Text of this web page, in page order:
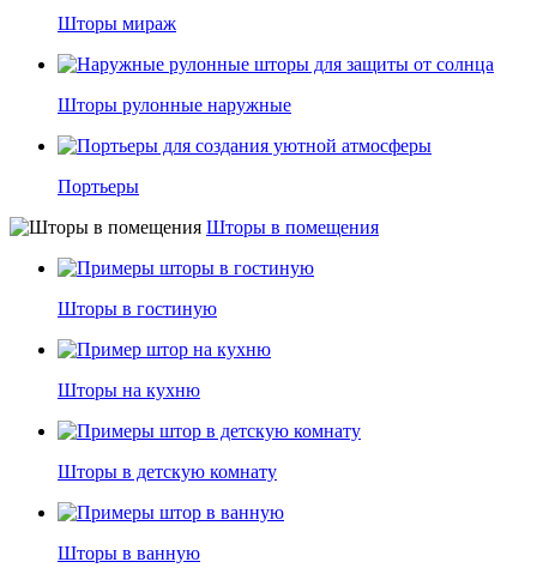
Шторы мираж
Шторы рулонные наружные
Портьеры
Шторы в помещения
Шторы в гостиную
Шторы на кухню
Шторы в детскую комнату
Шторы в ванную